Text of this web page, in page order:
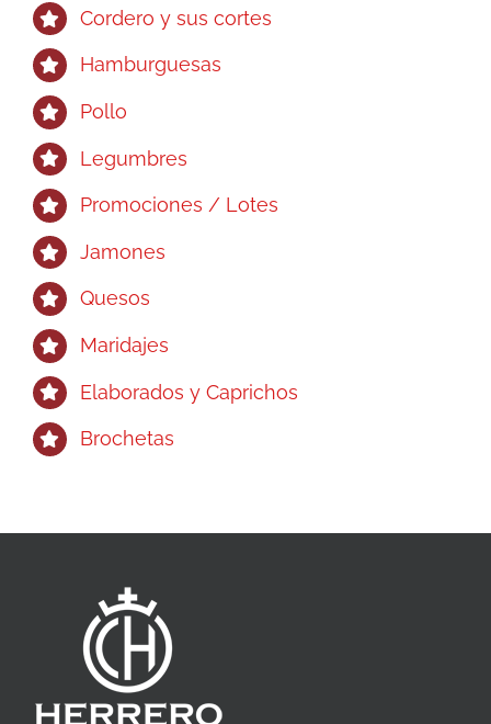
página
de
producto
Cordero y sus cortes
Hamburguesas
Pollo
Legumbres
Promociones / Lotes
Jamones
Quesos
Maridajes
Elaborados y Caprichos
Brochetas